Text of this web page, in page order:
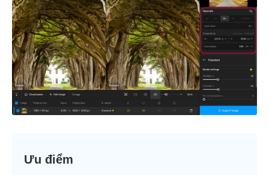
Bước 5.
Ưu điểm